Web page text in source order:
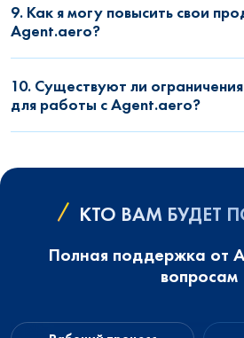
9. Как я могу повысить свои
Agent.aero?
10. Существуют ли
для работы с Agent.aero?
КТО ВАМ БУДЕТ
Полная поддержка от
вопросам